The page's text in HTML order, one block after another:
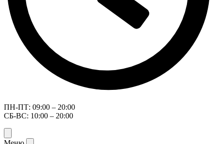
ПН-ПТ: 09:00 – 20:00
СБ-ВС: 10:00 – 20:00